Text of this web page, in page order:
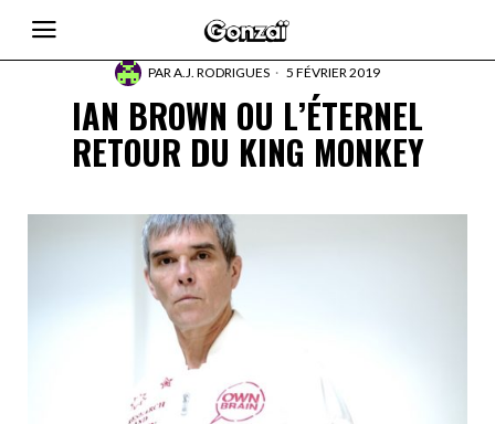
PARA.J. RODRIGUES 5 FÉVRIER 2019
IAN BROWN OU L’ÉTERNEL
RETOUR DU KING MONKEY